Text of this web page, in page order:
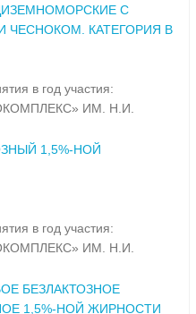
С
ЧЕСНОКОМ. КАТЕГОРИЯ В
в год участия:
ИМ. Н.И.
1,5%-НОЙ
в год участия:
ИМ. Н.И.
БЕЗЛАКТОЗНОЕ
1,5%-НОЙ ЖИРНОСТИ